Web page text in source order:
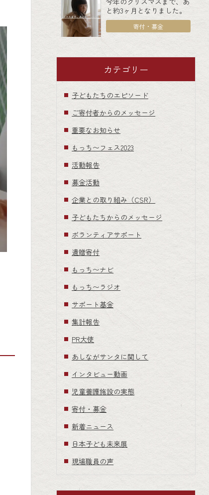
と約3ヶ月となりました。
寄付・募金
カテゴリー
子どもたちのエピソード
ご寄付者からのメッセージ
重要なお知らせ
もっち〜フェス2023
活動報告
募金活動
企業との取り組み（CSR）
子どもたちからのメッセージ
ボランティアサポート
遺贈寄付
もっち〜ナビ
もっち〜ラジオ
サポート基金
集計報告
PR大使
あしながサンタに関して
インタビュー動画
児童養護施設の実態
寄付・募金
新着ニュース
日本子ども未来展
現場職員の声